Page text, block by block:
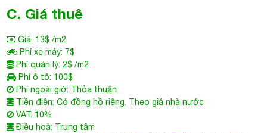
Điều hoà: Trung tâm
tích
D. Tiện ích
Tọa lạc tại khu vực nội đô kinh tế mới của Bình Thạnh,
văn phòng cho thuê Quận Bình Thạnh
đem đến cho doanh nghiệp các tiện ích và dịch vụ xung quanh